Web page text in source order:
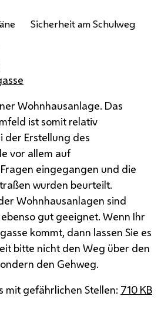
Sicherheit am Schulweg
Wohnhausanlage. Das
ist somit relativ
der Erstellung des
vor allem auf
eingegangen und die
wurden beurteilt.
Wohnhausanlagen sind
gut geeignet. Wenn Ihr
kommt, dann lassen Sie es
bitte nicht den Weg über den
den Gehweg.
mit gefährlichen Stellen: 710 KB